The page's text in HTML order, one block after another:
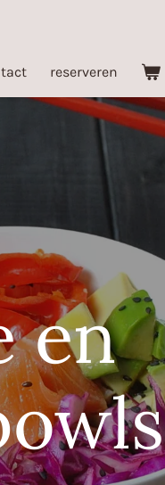
reserveren
en